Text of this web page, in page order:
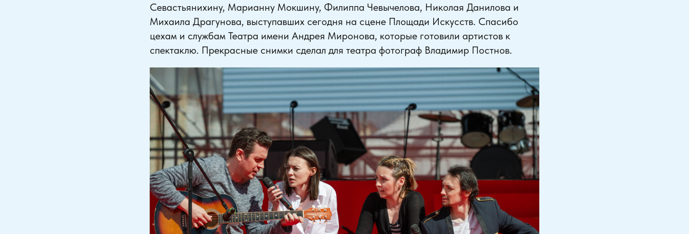
Севастьянихину, Марианну Мокшину, Филиппа Чевычелова, Николая Данилова и
Михаила Драгунова, выступавших сегодня на сцене Площади Искусств. Спасибо
цехам и службам Театра имени Андрея Миронова, которые готовили артистов к
спектаклю. Прекрасные снимки сделал для театра фотограф Владимир Постнов.